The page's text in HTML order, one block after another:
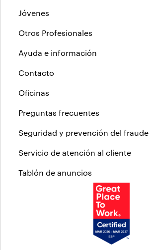
Jóvenes
Otros Profesionales
Ayuda e información
Contacto
Oficinas
Preguntas frecuentes
Seguridad y prevención del fraude
Servicio de atención al cliente
Tablón de anuncios